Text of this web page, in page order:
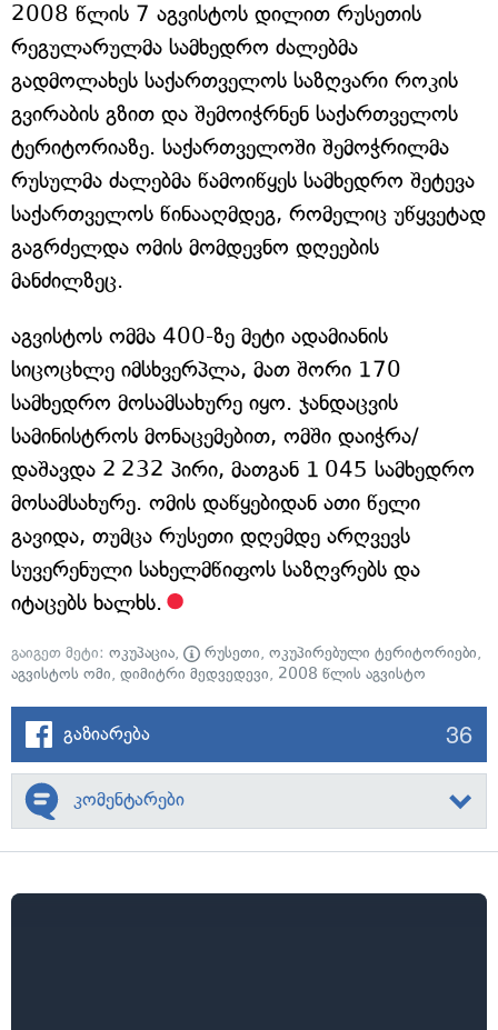
2008 წლის 7 აგვისტოს დილით რუსეთის
რეგულარულმა სამხედრო ძალებმა
გადმოლახეს საქართველოს საზღვარი როკის
გვირაბის გზით და შემოიჭრნენ საქართველოს
ტერიტორიაზე. საქართველოში შემოჭრილმა
რუსულმა ძალებმა წამოიწყეს სამხედრო შეტევა
საქართველოს წინააღმდეგ, რომელიც უწყვეტად
გაგრძელდა ომის მომდევნო დღეების
მანძილზეც.
აგვისტოს ომმა 400-ზე მეტი ადამიანის
სიცოცხლე იმსხვერპლა, მათ შორი 170
სამხედრო მოსამსახურე იყო. ჯანდაცვის
სამინისტროს მონაცემებით, ომში დაიჭრა/
დაშავდა 2 232 პირი, მათგან 1 045 სამხედრო
მოსამსახურე. ომის დაწყებიდან ათი წელი
გავიდა, თუმცა რუსეთი დღემდე არღვევს
სუვერენული სახელმწიფოს საზღვრებს და
იტაცებს ხალხს.
გაიგეთ მეტი: ოკუპაცია, რუსეთი, ოკუპირებული ტერიტორიები,
აგვისტოს ომი, დიმიტრი მედვედევი, 2008 წლის აგვისტო
გაზიარება 36
კომენტარები